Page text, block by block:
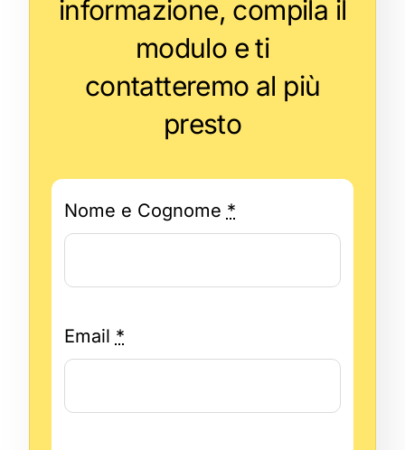
informazione, compila il
modulo e ti
contatteremo al più
presto
Nome e Cognome *
Email *